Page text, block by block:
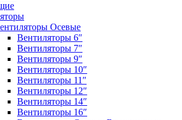
Осевые
Вентиляторы 6″
Вентиляторы 7″
Вентиляторы 9″
Вентиляторы 10″
Вентиляторы 11″
Вентиляторы 12″
Вентиляторы 14″
Вентиляторы 16″